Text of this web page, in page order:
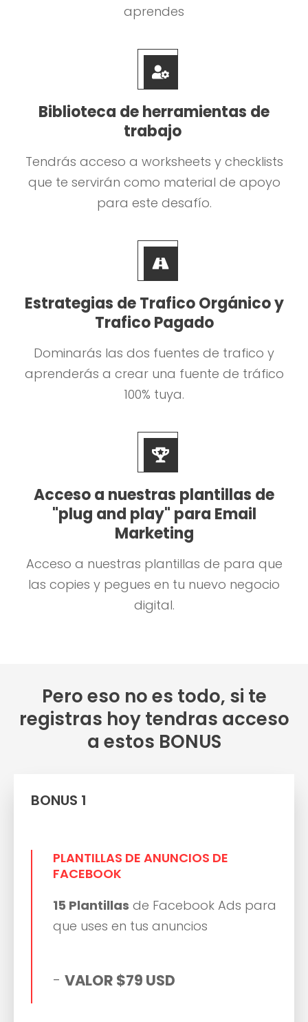
aprendes
Biblioteca de herramientas de
trabajo
Tendrás acceso a worksheets y checklists
que te servirán como material de apoyo
para este desafío.
Estrategias de Trafico Orgánico y
Trafico Pagado
Dominarás las dos fuentes de trafico y
aprenderás a crear una fuente de tráfico
100% tuya.
Acceso a nuestras plantillas de
"plug and play" para Email
Marketing
Acceso a nuestras plantillas de para que
las copies y pegues en tu nuevo negocio
digital.
Pero eso no es todo, si te
registras hoy tendras acceso
a estos BONUS
BONUS 1
PLANTILLAS DE ANUNCIOS DE
FACEBOOK
15 Plantillas de Facebook Ads para
que uses en tus anuncios
-VALOR $79 USD